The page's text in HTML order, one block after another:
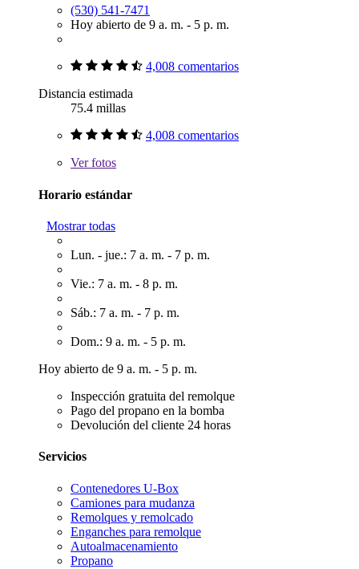
(530) 541-7471
Hoy abierto de 9 a. m. - 5 p. m.
4,008 comentarios
Distancia estimada
75.4 millas
4,008 comentarios
Verfotos
Horario estándar
Mostrar todas
Lun. - jue.: 7 a. m. - 7 p. m.
Vie.: 7 a. m. - 8 p. m.
Sáb.: 7 a. m. - 7 p. m.
Dom.: 9 a. m. - 5 p. m.
Hoy abierto de 9 a. m. - 5 p. m.
Inspección gratuita del remolque
Pago del propano en la bomba
Devolución del cliente 24 horas
Servicios
Contenedores U-Box
Camiones para mudanza
Remolques y remolcado
Enganches para remolque
Autoalmacenamiento
Propano